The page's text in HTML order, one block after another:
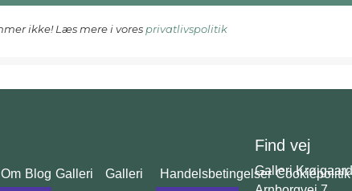
ikke! Læs mere i vores privatlivspolitik
Om Blog Galleri Galleri Handelsbetingelser Cookiepolitik
Find vej
Galleri Krøjgaard